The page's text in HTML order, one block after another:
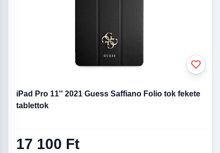
iPad Pro 11'' 2021 Guess Saffiano Folio tok fekete
tablettok
17 100 Ft